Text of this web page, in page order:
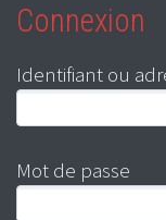
Connexion
Identifiant ou
Mot de passe